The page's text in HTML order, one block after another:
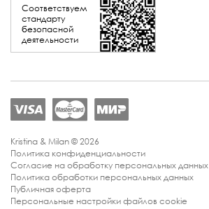
Соответствуем
стандарту
безопасной
деятельности
Kristina & Milan © 2026
Политика конфиденциальности
Согласие на обработку персональных данных
Политика обработки персональных данных
Публичная оферта
Персональные настройки файлов cookie